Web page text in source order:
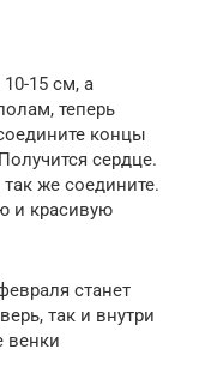
15 см, а
теперь
концы
сердце.
же соедините.
и красивую
станет
так и внутри
венки